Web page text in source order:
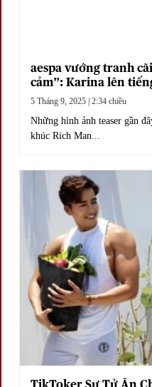
aespa vướng tranh
cảm”: Karina lên
5 Tháng 9, 2025 | 2:34 chiều
Những hình ảnh teaser gần
khúc Rich Man...